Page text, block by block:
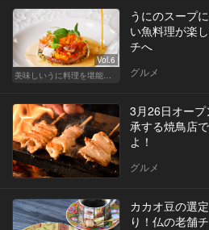
Vol.6
うにのスープ
い魚料理が楽
チへ
グルメ
3月26日オー
承する焼鳥店
よ！
グルメ
カカオ豆の選
り！仏の老舗